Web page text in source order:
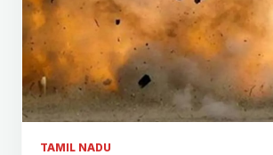
TAMIL NADU